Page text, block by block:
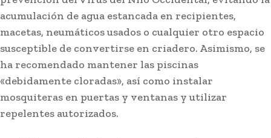
Redacción - Agosto 6, 2026
La Cofradía de la Santísima Virgen de la Fuensanta Coronada
de Alcaudete (Jaén) ha denunciado el robo de...
acumulación de agua estancada en recipientes,
macetas, neumáticos usados o cualquier otro espacio
susceptible de convertirse en criadero. Asimismo, se
ha recomendado mantener las piscinas
«debidamente cloradas», así como instalar
mosquiteras en puertas y ventanas y utilizar
repelentes autorizados.